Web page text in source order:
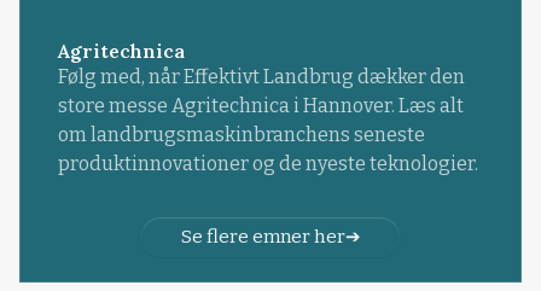
Agritechnica
Følg med, når Effektivt Landbrug dækker den
store messe Agritechnica i Hannover. Læs alt
om landbrugsmaskinbranchens seneste
produktinnovationer og de nyeste teknologier.
Se flere emner her